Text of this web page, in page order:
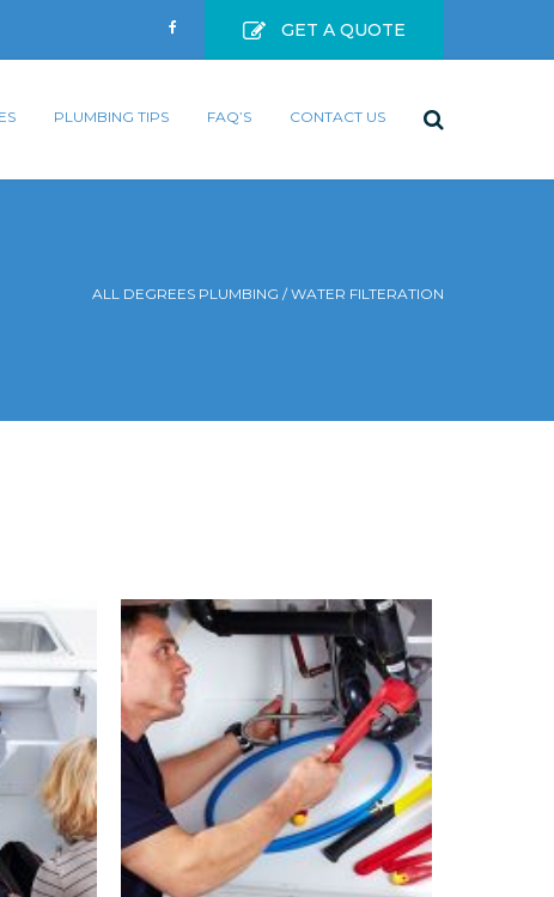
GET A QUOTE
PLUMBING TIPS FAQ’S CONTACT US
ALL DEGREES PLUMBING /WATER FILTERATION